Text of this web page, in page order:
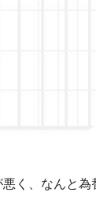
く、なんと為